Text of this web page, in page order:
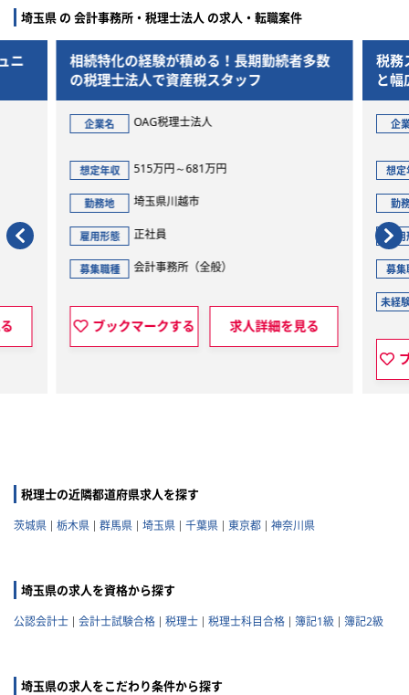
埼玉県 の 会計事務所・税理士法人 の求人・転職案件
ニ
相続特化の経験が積める！長期勤続者多数
の税理士法人で資産税スタッフ
企業名 OAG税理士法人
想定年収 515万円～681万円
勤務地 埼玉県川越市
雇用形態 正社員
募集職種 会計事務所（全般）
ブックマークする 求人詳細を見る
税務
と幅
企
想定
勤
雇用
募集
未経
税理士の近隣都道府県求人を探す
茨城県 栃木県 群馬県 埼玉県 千葉県 東京都 神奈川県
埼玉県の求人を資格から探す
公認会計士 会計士試験合格 税理士 税理士科目合格 簿記1級 簿記2級
埼玉県の求人をこだわり条件から探す